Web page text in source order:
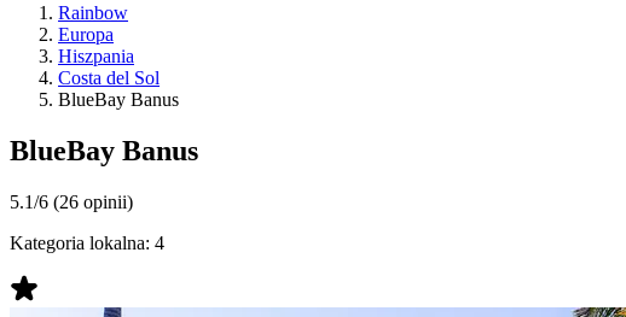
Rainbow
Europa
Hiszpania
Costa del Sol
BlueBay Banus
BlueBay Banus
5.1/6 (26 opinii)
Kategoria lokalna: 4